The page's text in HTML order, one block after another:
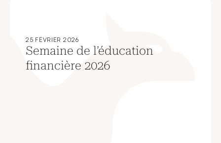
25 FÉVRIER 2026
Semaine de l’éducation
financière 2026